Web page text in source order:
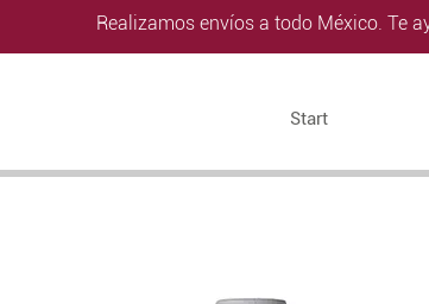
Realizamos envíos a todo México. Te
Start